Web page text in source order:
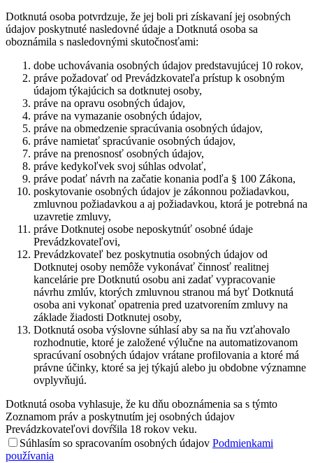
Dotknutá osoba potvrdzuje, že jej boli pri získavaní jej osobných
údajov poskytnuté nasledovné údaje a Dotknutá osoba sa
oboznámila s nasledovnými skutočnosťami:
dobe uchovávania osobných údajov predstavujúcej 10 rokov,
práve požadovať od Prevádzkovateľa prístup k osobným
údajom týkajúcich sa dotknutej osoby,
práve na opravu osobných údajov,
práve na vymazanie osobných údajov,
práve na obmedzenie spracúvania osobných údajov,
práve namietať spracúvanie osobných údajov,
práve na prenosnosť osobných údajov,
práve kedykoľvek svoj súhlas odvolať,
práve podať návrh na začatie konania podľa § 100 Zákona,
poskytovanie osobných údajov je zákonnou požiadavkou,
zmluvnou požiadavkou a aj požiadavkou, ktorá je potrebná na
uzavretie zmluvy,
práve Dotknutej osobe neposkytnúť osobné údaje
Prevádzkovateľovi,
Prevádzkovateľ bez poskytnutia osobných údajov od
Dotknutej osoby nemôže vykonávať činnosť realitnej
kancelárie pre Dotknutú osobu ani zadať vypracovanie
návrhu zmlúv, ktorých zmluvnou stranou má byť Dotknutá
osoba ani vykonať opatrenia pred uzatvorením zmluvy na
základe žiadosti Dotknutej osoby,
Dotknutá osoba výslovne súhlasí aby sa na ňu vzťahovalo
rozhodnutie, ktoré je založené výlučne na automatizovanom
spracúvaní osobných údajov vrátane profilovania a ktoré má
právne účinky, ktoré sa jej týkajú alebo ju obdobne významne
ovplyvňujú.
Dotknutá osoba vyhlasuje, že ku dňu oboznámenia sa s týmto
Zoznamom práv a poskytnutím jej osobných údajov
Prevádzkovateľovi dovŕšila 18 rokov veku.
Súhlasím so spracovaním osobných údajov Podmienkami
používania